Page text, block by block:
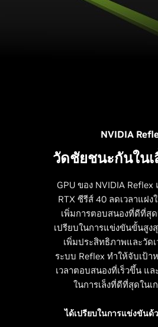
NVIDIA
วัดชัยชนะกันใน
GPU ของ NVIDIA Reflex
RTX ซีรีส์ 40 ลดเวลาแฝ
เพิ่มการตอบสนองที่ดีที่สุ
เปรียบในการแข่งขันขั้นสูง
เพิ่มประสิทธิภาพและวัด
ระบบ Reflex ทำให้จับเป้า
เวลาตอบสนองที่เร็วขึ้น แ
ในการเล็งที่ดีที่สุดใน
ได้เปรียบในการแข่งขันด้